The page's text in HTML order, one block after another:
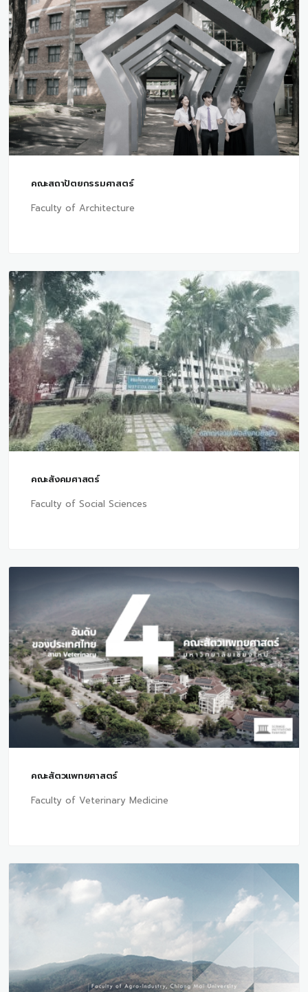
คณะสถาปัตยกรรมศาสตร์
Faculty of Architecture
คณะสังคมศาสตร์
Faculty of Social Sciences
คณะสัตวแพทยศาสตร์
Faculty of Veterinary Medicine